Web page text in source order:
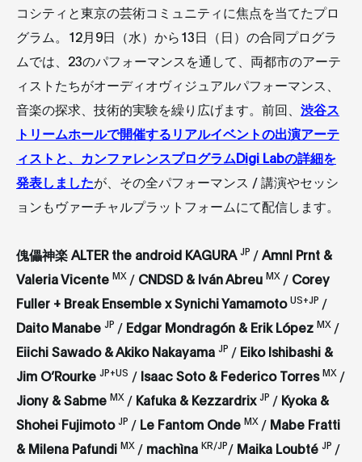
コシティと東京の芸術コミュニティに焦点を当てたプロ
グラム。12月9日（水）から13日（日）の合同プログラ
ムでは、23のパフォーマンスを通して、両都市のアーテ
ィストたちがオーディオヴィジュアルパフォーマンス、
音楽の探求、技術的実験を繰り広げます。前回、 渋谷ス
トリームホールで開催するリアルイベントの出演アーテ
ィストと、カンファレンスプログラムDigi Labの詳細を
発表しましたが、その全パフォーマンス / 講演やセッシ
ョンもヴァーチャルプラットフォームにて配信します。
傀儡神楽 ALTER the android KAGURA JP /Amnl Prnt &
Valeria Vicente MX / CNDSD & Iván Abreu MX / Corey
Fuller + Break Ensemble x Synichi Yamamoto US+JP /
Daito Manabe JP / Edgar Mondragón & Erik López MX /
Eiichi Sawado & Akiko Nakayama JP / Eiko Ishibashi &
Jim O’Rourke JP+US / Isaac Soto & Federico Torres MX /
Jiony & Sabme MX / Kafuka & Kezzardrix JP / Kyoka &
Shohei Fujimoto JP / Le Fantom Onde MX / Mabe Fratti
& Milena Pafundi MX / machìna KR/JP/ Maika Loubté JP /